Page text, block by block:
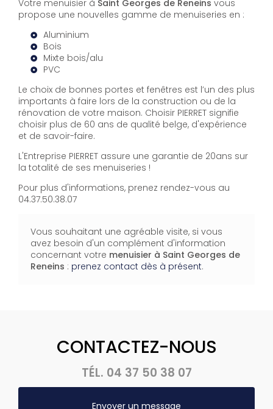
Votre menuisier à Saint Georges de Reneins vous
propose une nouvelles gamme de menuiseries en :
Aluminium
Bois
Mixte bois/alu
PVC
Le choix de bonnes portes et fenêtres est l’un des plus
importants à faire lors de la construction ou de la
rénovation de votre maison. Choisir PIERRET signifie
choisir plus de 60 ans de qualité belge, d'expérience
et de savoir-faire.
L'Entreprise PIERRET assure une garantie de 20ans sur
la totalité de ses menuiseries !
Pour plus d'informations, prenez rendez-vous au
04.37.50.38.07
Vous souhaitant une agréable visite, si vous
avez besoin d'un complément d'information
concernant votre menuisier à Saint Georges de
Reneins : prenez contact dès à présent.
CONTACTEZ-NOUS
TÉL. 04 37 50 38 07
Envoyer un message